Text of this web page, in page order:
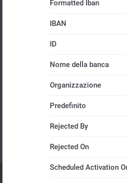
Formatted Iban
IBAN
ID
Nome della banca
Organizzazione
Predefinito
Rejected By
Rejected On
Scheduled Activation